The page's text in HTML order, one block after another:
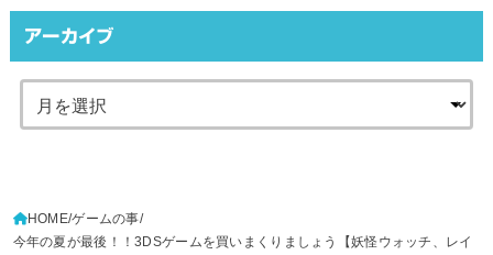
アーカイブ
HOME ゲームの事
今年の夏が最後！！3DSゲームを買いまくりましょう【妖怪ウォッチ、レイ